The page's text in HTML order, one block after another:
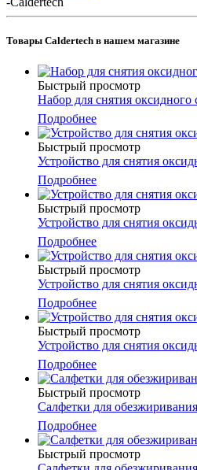
Товары Caldertech в нашем магазине
Быстрый просмотр
Набор для снятия
Подробнее
Быстрый просмотр
Устройство для снятия
Подробнее
Быстрый просмотр
Устройство для снятия
Подробнее
Быстрый просмотр
Устройство для снятия
Подробнее
Быстрый просмотр
Устройство для снятия
Подробнее
Быстрый просмотр
Салфетки для
Подробнее
Быстрый просмотр